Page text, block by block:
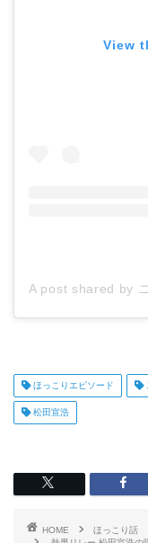
View
ほっこりエピソード
松田宣浩
HOME
ほっこり話